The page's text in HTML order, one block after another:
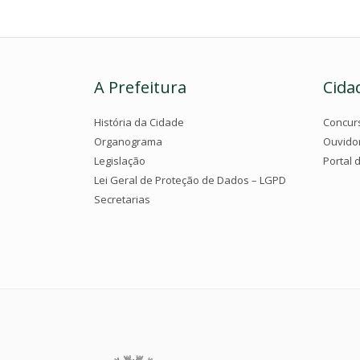
A Prefeitura
História da Cidade
Organograma
Legislação
Lei Geral de Proteção de Dados – LGPD
Secretarias
Portal